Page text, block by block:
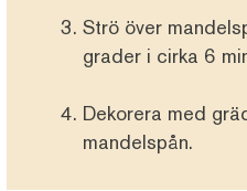
Strö över
grader i cirka 6
Dekorera med
mandelspån.